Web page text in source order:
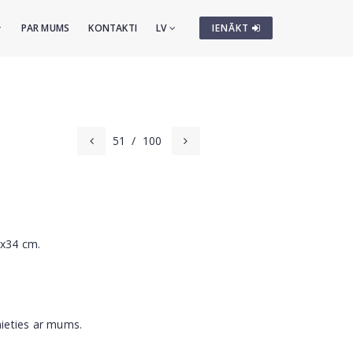
IENĀKT
PAR MUMS KONTAKTI LV
51 / 100
cm.
ar mums.